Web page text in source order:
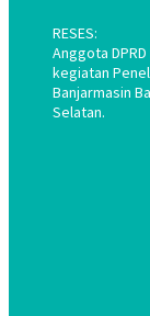
RESES:
Anggota
kegiatan
Banjarmasin
Selatan.